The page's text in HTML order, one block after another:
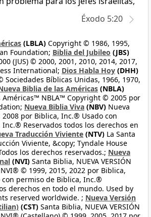
Éxodo 5:20
(LBLA) Copyright © 1986, 1995,
Foundation; Biblia del Jubileo (JBS)
(JUS) © 2000, 2001, 2010, 2014, 2017,
International; Dios Habla Hoy (DHH)
Bíblicas Unidas, 1966, 1970,
Biblia de las Américas (NBLA)
Américas™ NBLA™ Copyright © 2005 por
Nueva Biblia Viva (NBV) Nueva
por Biblica, Inc.® Usado con
Reservados todos los derechos en
Traducción Viviente (NTV) La Santa
Viviente, &copy; Tyndale House
los derechos reservados.; Nueva
(NVI) Santa Biblia, NUEVA VERSIÓN
© 1999, 2015, 2022 por Biblica,
permiso de Biblica, Inc.®
derechos en todo el mundo. Used by
reserved worldwide. ; Nueva Versión
(CST) Santa Biblia, NUEVA VERSIÓN